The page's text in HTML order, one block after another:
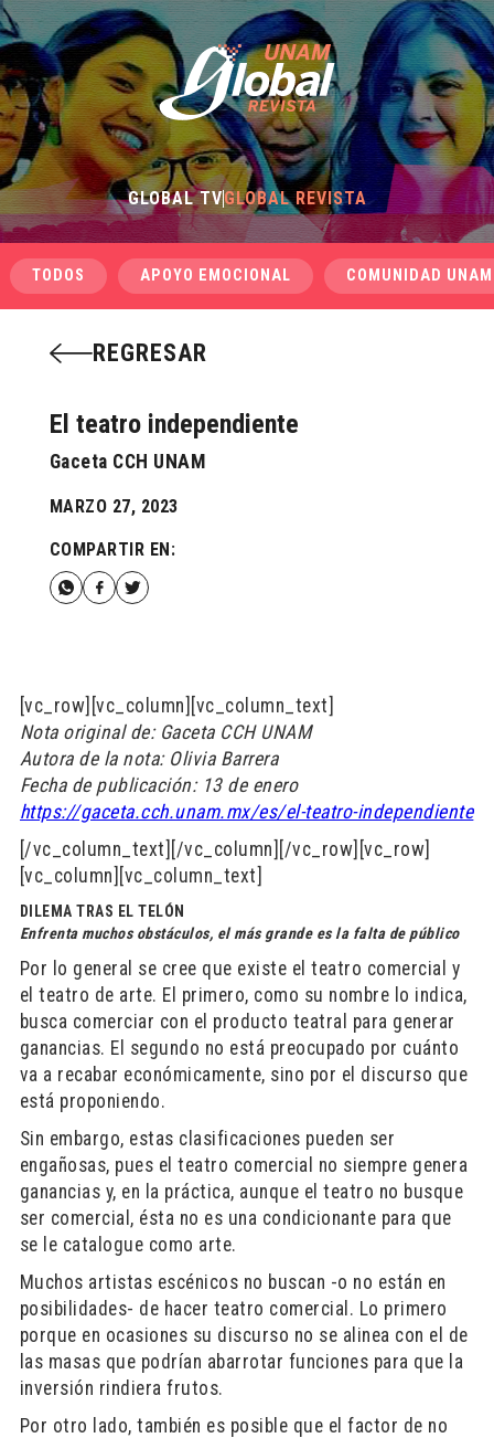
GLOBAL TVGLOBAL REVISTA
TODOS APOYO EMOCIONAL COMUNIDAD UNAM
REGRESAR
El teatro independiente
Gaceta CCH UNAM
MARZO 27, 2023
COMPARTIR EN:
[vc_row][vc_column][vc_column_text]
Nota original de: Gaceta CCH UNAM
Autora de la nota: Olivia Barrera
Fecha de publicación: 13 de enero
https://gaceta.cch.unam.mx/es/el-teatro-independiente
[/vc_column_text][/vc_column][/vc_row][vc_row]
[vc_column][vc_column_text]
DILEMA TRAS EL TELÓN
Enfrenta muchos obstáculos, el más grande es la falta de público
Por lo general se cree que existe el teatro comercial y
el teatro de arte. El primero, como su nombre lo indica,
busca comerciar con el producto teatral para generar
ganancias. El segundo no está preocupado por cuánto
va a recabar económicamente, sino por el discurso que
está proponiendo.
Sin embargo, estas clasificaciones pueden ser
engañosas, pues el teatro comercial no siempre genera
ganancias y, en la práctica, aunque el teatro no busque
ser comercial, ésta no es una condicionante para que
se le catalogue como arte.
Muchos artistas escénicos no buscan -o no están en
posibilidades- de hacer teatro comercial. Lo primero
porque en ocasiones su discurso no se alinea con el de
las masas que podrían abarrotar funciones para que la
inversión rindiera frutos.
Por otro lado, también es posible que el factor de no